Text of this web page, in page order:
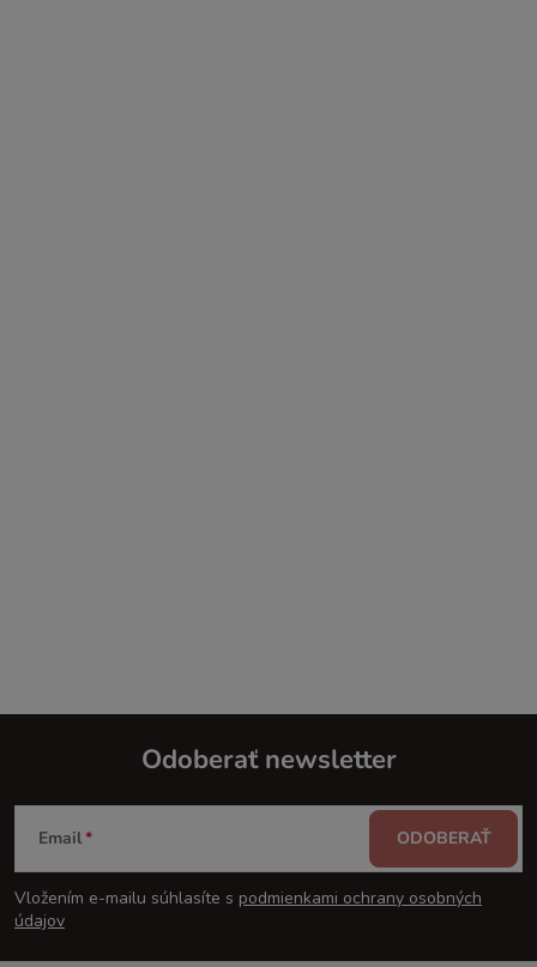
Z
á
p
Odoberať newsletter
Email
Vložením e-mailu súhlasíte s podmienkami ochrany osobných
údajov
ODOBERAŤ